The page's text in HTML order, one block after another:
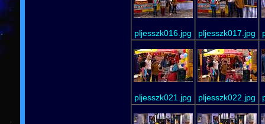
pljesszk016.jpg pljesszk017.jpg
pljesszk021.jpg pljesszk022.jpg